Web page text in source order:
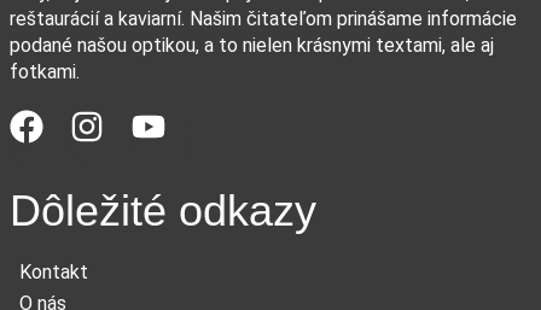
reštaurácií a kaviarní. Našim čitateľom prinášame informácie
podané našou optikou, a to nielen krásnymi textami, ale aj
fotkami.
Dôležité odkazy
Kontakt
O nás